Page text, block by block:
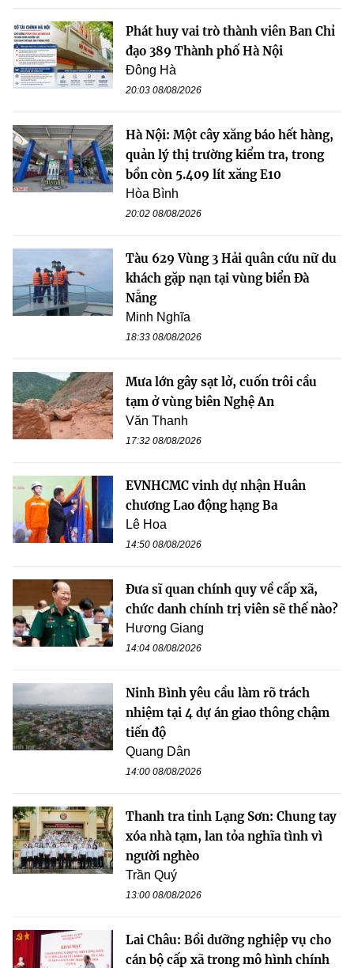
Phát huy vai trò thành viên Ban Chỉ
đạo 389 Thành phố Hà Nội
Đông Hà
20:03 08/08/2026
Hà Nội: Một cây xăng báo hết hàng,
quản lý thị trường kiểm tra, trong
bồn còn 5.409 lít xăng E10
Hòa Bình
20:02 08/08/2026
Tàu 629 Vùng 3 Hải quân cứu nữ du
khách gặp nạn tại vùng biển Đà
Nẵng
Minh Nghĩa
18:33 08/08/2026
Mưa lớn gây sạt lở, cuốn trôi cầu
tạm ở vùng biên Nghệ An
Văn Thanh
17:32 08/08/2026
EVNHCMC vinh dự nhận Huân
chương Lao động hạng Ba
Lê Hoa
14:50 08/08/2026
Đưa sĩ quan chính quy về cấp xã,
chức danh chính trị viên sẽ thế nào?
Hương Giang
14:04 08/08/2026
Ninh Bình yêu cầu làm rõ trách
nhiệm tại 4 dự án giao thông chậm
tiến độ
Quang Dân
14:00 08/08/2026
Thanh tra tỉnh Lạng Sơn: Chung tay
xóa nhà tạm, lan tỏa nghĩa tình vì
người nghèo
Trần Quý
13:00 08/08/2026
Lai Châu: Bồi dưỡng nghiệp vụ cho
cán bộ cấp xã trong mô hình chính